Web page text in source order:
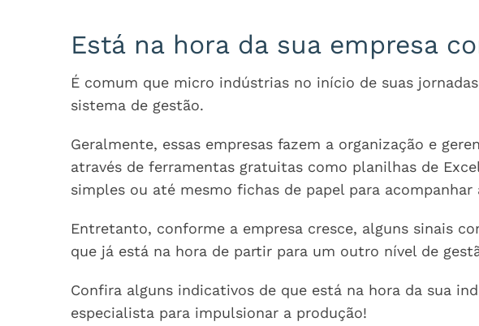
Está na hora da sua empresa
É comum que micro indústrias no início de suas
sistema de gestão.
Geralmente, essas empresas fazem a organização e
através de ferramentas gratuitas como planilhas de
simples ou até mesmo fichas de papel para acompanhar
Entretanto, conforme a empresa cresce, alguns sinais
que já está na hora de partir para um outro nível de
Confira alguns indicativos de que está na hora da sua
especialista para impulsionar a produção!